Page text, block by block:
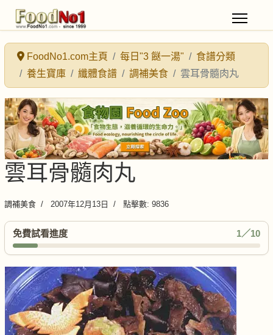
FoodNo1.com主頁 每日"3 餸一湯"
食譜分類
養生寶庫
纖體食譜 調補美食 雲耳骨髓肉丸
雲耳骨髓肉丸
調補美食 2007年12月13日 點擊數: 9836
免費試看進度 1／10